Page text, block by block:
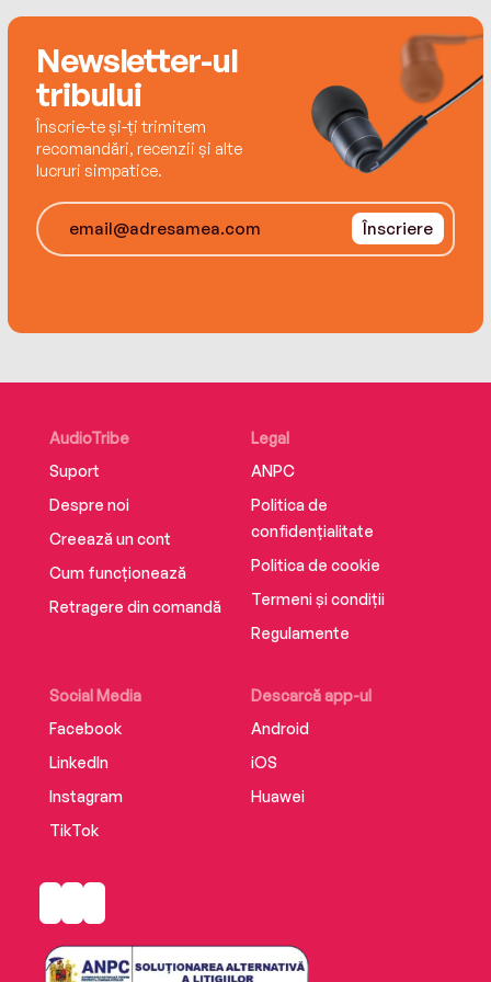
Newsletter-ul
tribului
Înscrie-te și-ți trimitem
recomandări, recenzii și alte
lucruri simpatice.
Înscriere
AudioTribe
Suport
Despre noi
Creează un cont
Cum funcționează
Retragere din comandă
Social Media
Facebook
LinkedIn
Instagram
TikTok
Descarcă app-ul
Android
iOS
Huawei
Legal
ANPC
Politica de
confidențialitate
Politica de cookie
Termeni și condiții
Regulamente